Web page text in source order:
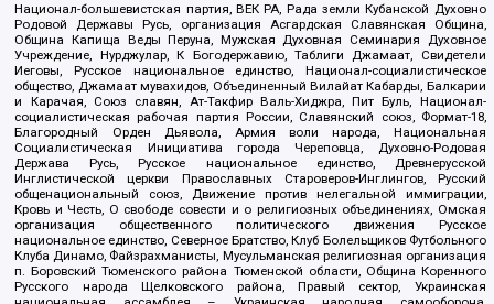
Национал-большевистская партия, ВЕК РА, Рада земли Кубанской Духовно
Родовой Державы Русь, организация Асгардская Славянская Община,
Община Капища Веды Перуна, Мужская Духовная Семинария Духовное
Учреждение, Нурджулар, К Богодержавию, Таблиги Джамаат, Свидетели
Иеговы, Русское национальное единство, Национал-социалистическое
общество, Джамаат мувахидов, Объединенный Вилайат Кабарды, Балкарии
и Карачая, Союз славян, Ат-Такфир Валь-Хиджра, Пит Буль, Национал-
социалистическая рабочая партия России, Славянский союз, Формат-18,
Благородный Орден Дьявола, Армия воли народа, Национальная
Социалистическая Инициатива города Череповца, Духовно-Родовая
Держава Русь, Русское национальное единство, Древнерусской
Инглистической церкви Православных Староверов-Инглингов, Русский
общенациональный союз, Движение против нелегальной иммиграции,
Кровь и Честь, О свободе совести и о религиозных объединениях, Омская
организация общественного политического движения Русское
национальное единство, Северное Братство, Клуб Болельщиков Футбольного
Клуба Динамо, Файзрахманисты, Мусульманская религиозная организация
п. Боровский Тюменского района Тюменской области, Община Коренного
Русского народа Щелковского района, Правый сектор, Украинская